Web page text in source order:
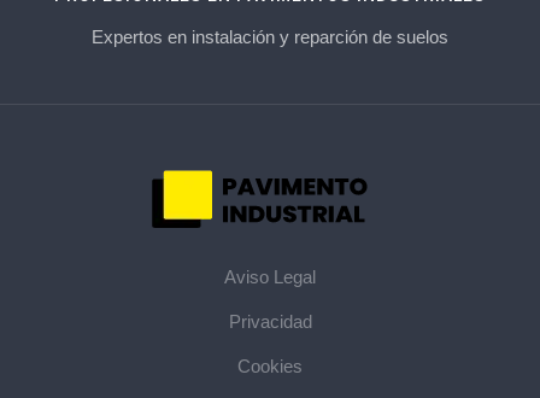
Expertos en instalación y reparción de suelos
Aviso Legal
Privacidad
Cookies